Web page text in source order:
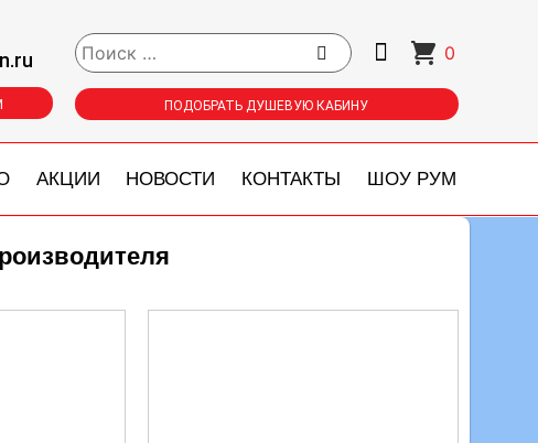
0
ПОДОБРАТЬ ДУШЕВУЮ КАБИНУ
АКЦИИ НОВОСТИ КОНТАКТЫ ШОУ РУМ